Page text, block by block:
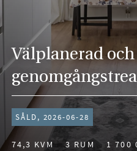
Välplanerad
genomgångstrea
SÅLD, 2026-06-28
74,3 KVM 3 RUM 1 700